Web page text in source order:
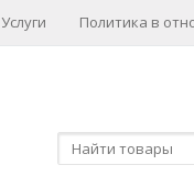
Услуги Политика в